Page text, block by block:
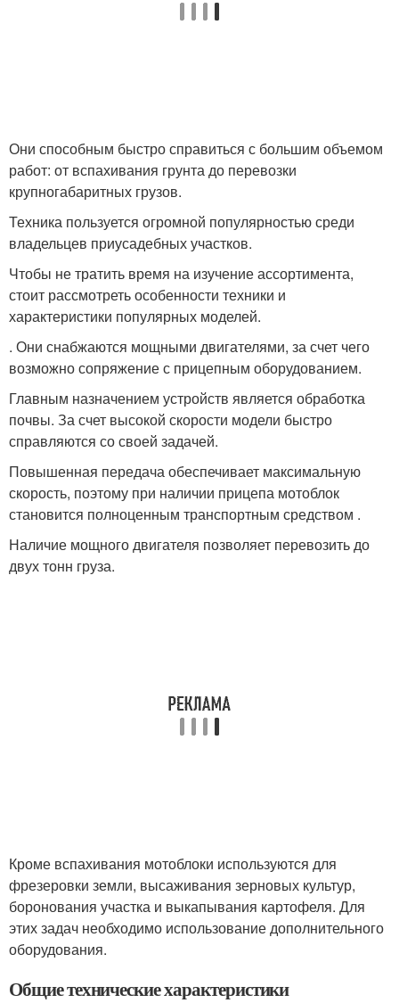
Они способным быстро справиться с большим объемом
работ: от вспахивания грунта до перевозки
крупногабаритных грузов.
Техника пользуется огромной популярностью среди
владельцев приусадебных участков.
Чтобы не тратить время на изучение ассортимента,
стоит рассмотреть особенности техники и
характеристики популярных моделей.
. Они снабжаются мощными двигателями, за счет чего
возможно сопряжение с прицепным оборудованием.
Главным назначением устройств является обработка
почвы. За счет высокой скорости модели быстро
справляются со своей задачей.
Повышенная передача обеспечивает максимальную
скорость, поэтому при наличии прицепа мотоблок
становится полноценным транспортным средством .
Наличие мощного двигателя позволяет перевозить до
двух тонн груза.
Кроме вспахивания мотоблоки используются для
фрезеровки земли, высаживания зерновых культур,
боронования участка и выкапывания картофеля. Для
этих задач необходимо использование дополнительного
оборудования.
Общие технические характеристики